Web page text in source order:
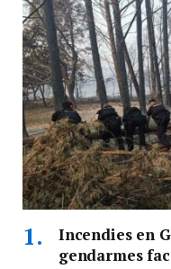
Incendies en
gendarmes